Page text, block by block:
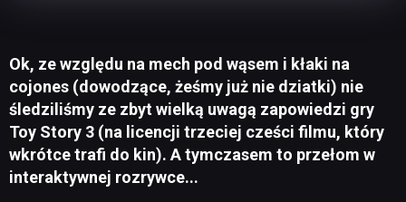
Ok, ze względu na mech pod wąsem i kłaki na
cojones (dowodzące, żeśmy już nie dziatki) nie
śledziliśmy ze zbyt wielką uwagą zapowiedzi gry
Toy Story 3 (na licencji trzeciej cześci filmu, który
wkrótce trafi do kin). A tymczasem to przełom w
interaktywnej rozrywce...